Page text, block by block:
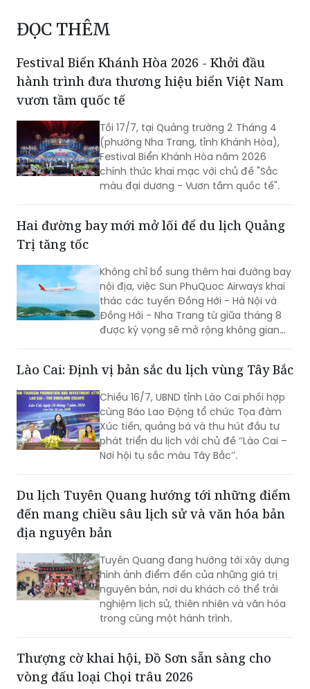
ĐỌC THÊM
Festival Biển Khánh Hòa 2026 - Khởi đầu
hành trình đưa thương hiệu biển Việt Nam
vươn tầm quốc tế
Tối 17/7, tại Quảng trường 2 Tháng 4
(phường Nha Trang, tỉnh Khánh Hòa),
Festival Biển Khánh Hòa năm 2026
chính thức khai mạc với chủ đề "Sắc
màu đại dương - Vươn tầm quốc tế".
Hai đường bay mới mở lối để du lịch Quảng
Trị tăng tốc
Không chỉ bổ sung thêm hai đường bay
nội địa, việc Sun PhuQuoc Airways khai
thác các tuyến Đồng Hới - Hà Nội và
Đồng Hới - Nha Trang từ giữa tháng 8
được kỳ vọng sẽ mở rộng không gian
quốc tế, tạo đà cho Lễ hội Vì Hòa bình
2026 và Năm Du lịch Quốc gia - Quảng
Trị 2027.
Lào Cai: Định vị bản sắc du lịch vùng Tây Bắc
Chiều 16/7, UBND tỉnh Lào Cai phối hợp
cùng Báo Lao Động tổ chức Tọa đàm
Xúc tiến, quảng bá và thu hút đầu tư
phát triển du lịch với chủ đề ‘’Lào Cai –
Nơi hội tụ sắc màu Tây Bắc’’.
Du lịch Tuyên Quang hướng tới những điểm
đến mang chiều sâu lịch sử và văn hóa bản
địa nguyên bản
Tuyên Quang đang hướng tới xây dựng
hình ảnh điểm đến của những giá trị
nguyên bản, nơi du khách có thể trải
nghiệm lịch sử, thiên nhiên và văn hóa
trong cùng một hành trình.
Thượng cờ khai hội, Đồ Sơn sẵn sàng cho
vòng đấu loại Chọi trâu 2026